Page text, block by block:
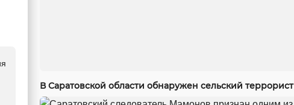
В Саратовской области обнаружен сельский террорист